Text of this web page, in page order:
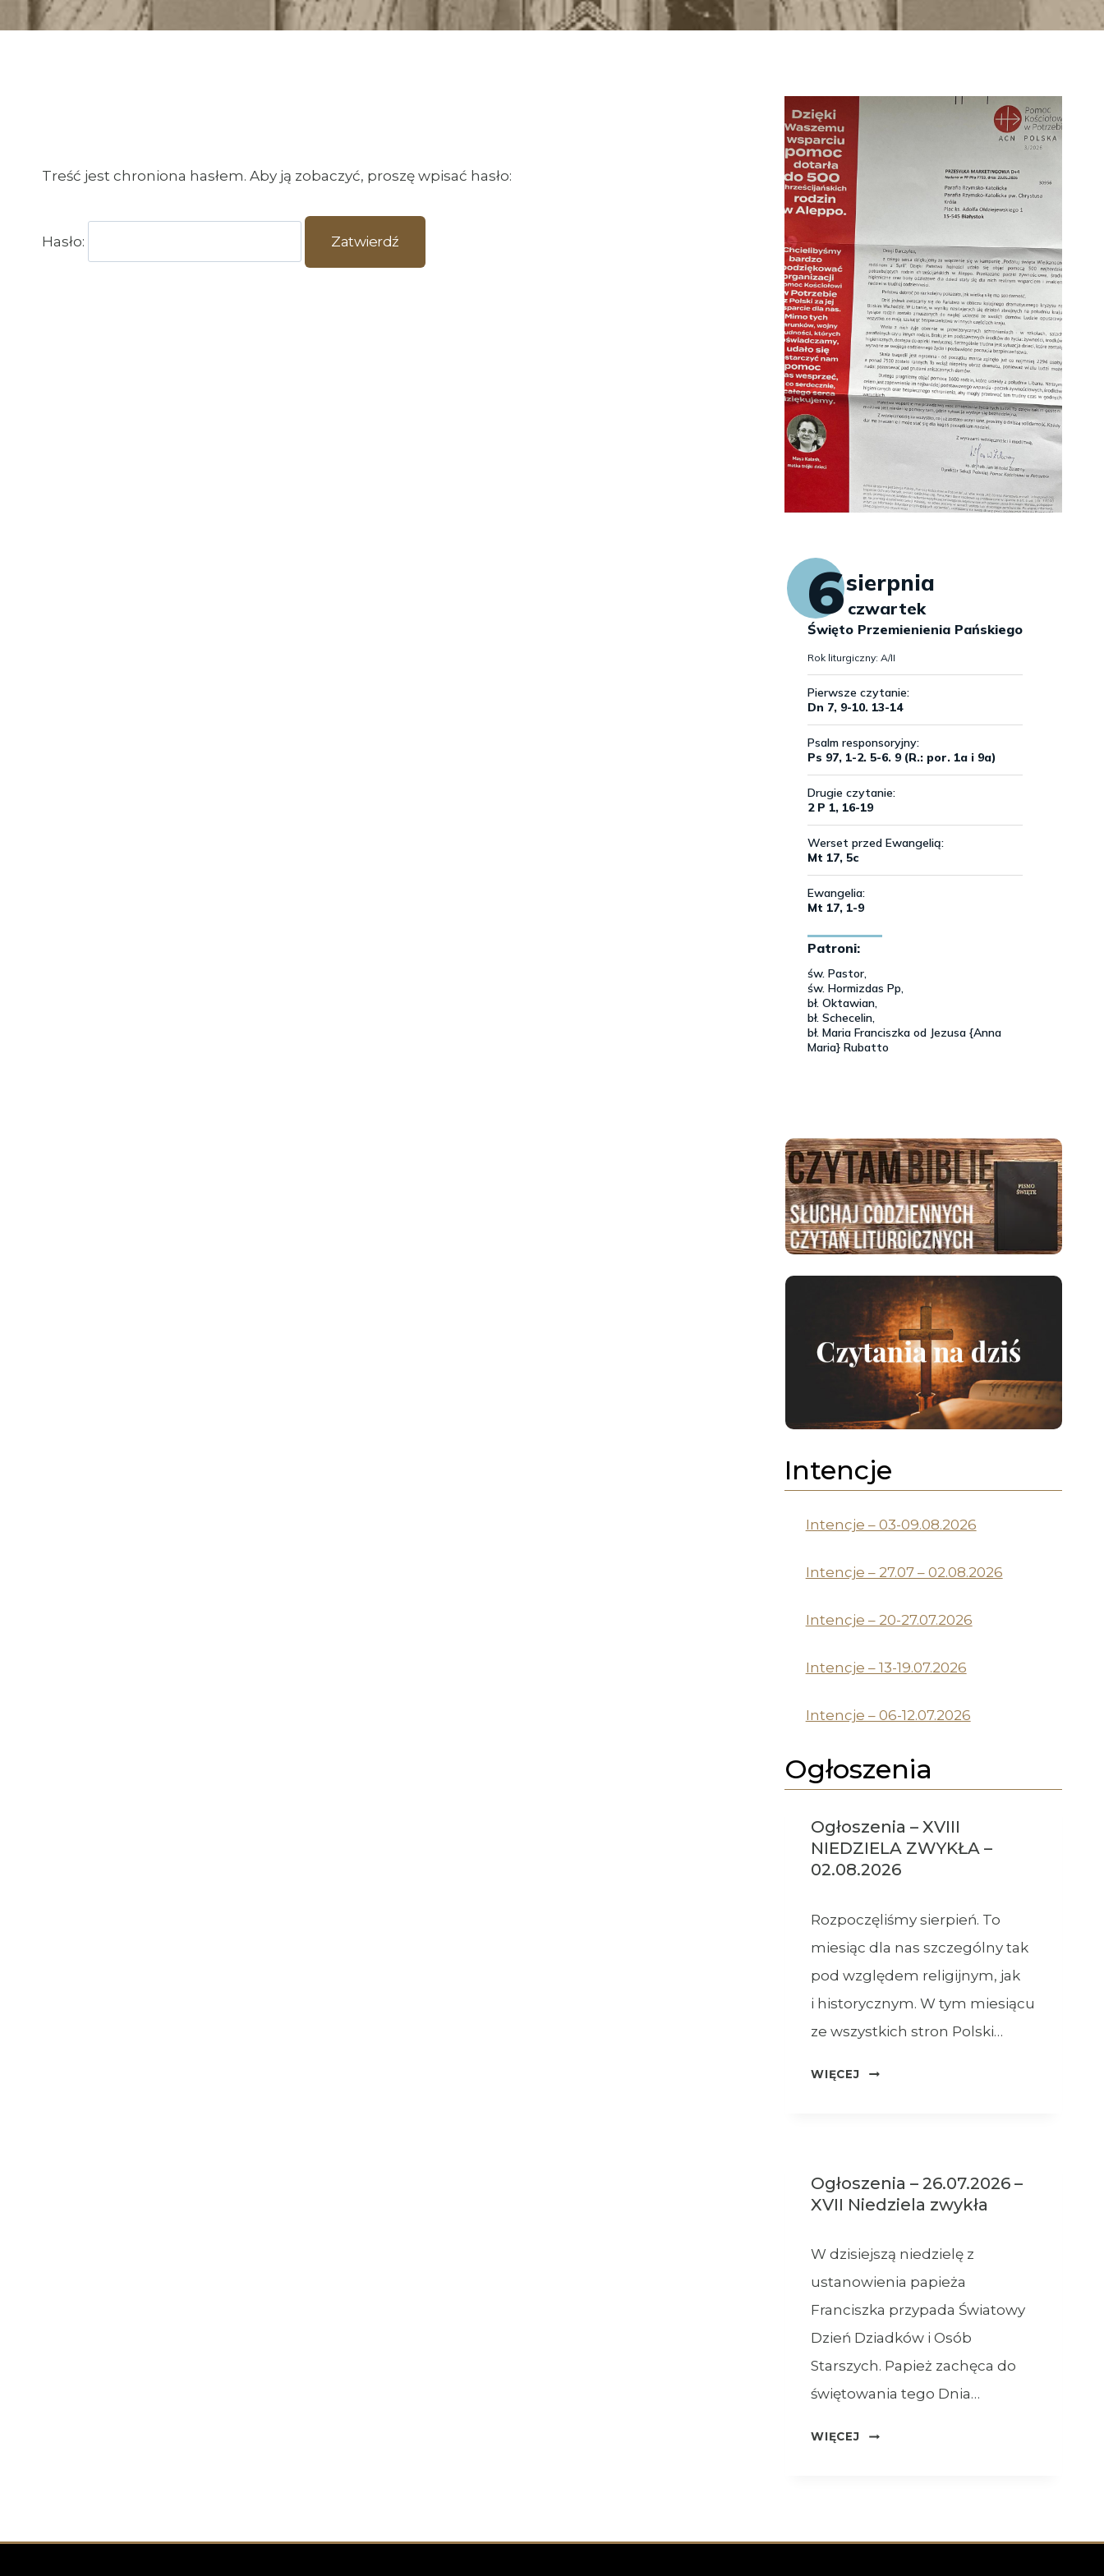
Treść jest chroniona hasłem. Aby ją zobaczyć, proszę wpisać hasło:
Hasło:
Intencje
Intencje – 03-09.08.2026
Intencje – 27.07 – 02.08.2026
Intencje – 20-27.07.2026
Intencje – 13-19.07.2026
Intencje – 06-12.07.2026
Ogłoszenia
Ogłoszenia – XVIII
NIEDZIELA ZWYKŁA –
02.08.2026
Rozpoczęliśmy sierpień. To
miesiąc dla nas szczególny tak
pod względem religijnym, jak
i historycznym. W tym miesiącu
ze wszystkich stron Polski…
WIĘCEJ
OGŁOSZENIA
–
02.08.2026
Ogłoszenia – 26.07.2026 –
XVII Niedziela zwykła
W dzisiejszą niedzielę z
ustanowienia papieża
Franciszka przypada Światowy
Dzień Dziadków i Osób
Starszych. Papież zachęca do
świętowania tego Dnia…
WIĘCEJ
OGŁOSZENIA
NIEDZIELA